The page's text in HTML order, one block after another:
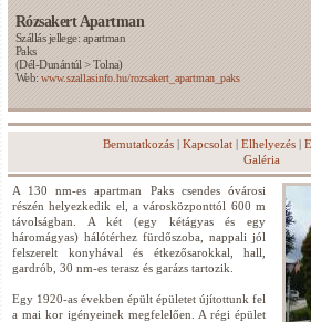
Rózsakert Apartman
Szállás jellege: apartman
Paks
(Dél-Dunántúl >Tolna)
Web:www.szallasinfo.hu/rozsakert_apartman_paks
Bemutatkozás | Kapcsolat | Elhelyezés |
Galéria
A 130 nm-es apartman Paks csendes óvárosi
részén helyezkedik el, a városközponttól 600 m
távolságban. A két (egy kétágyas és egy
háromágyas) hálótérhez fürdőszoba, nappali jól
felszerelt konyhával és étkezősarokkal, hall,
gardrób, 30 nm-es terasz és garázs tartozik.
Egy 1920-as években épült épületet újítottunk fel
a mai kor igényeinek megfelelően. A régi épület